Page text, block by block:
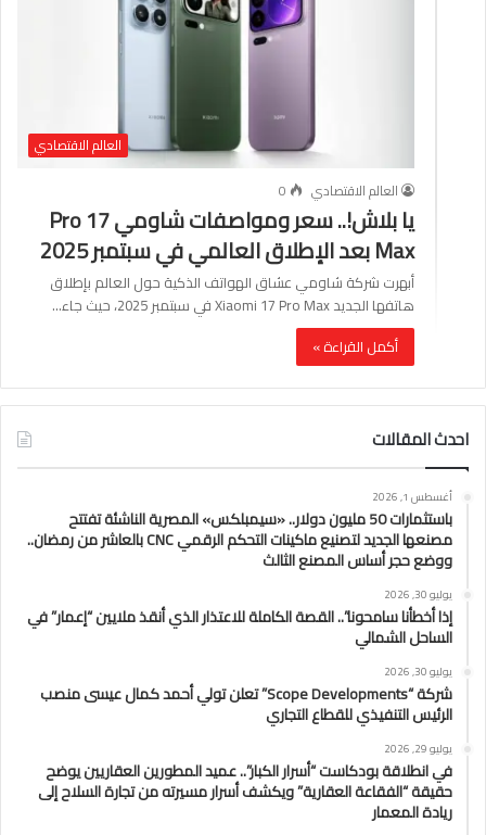
العالم الاقتصادي
العالم الاقتصادي
0
يا بلاش!.. سعر ومواصفات شاومي 17 Pro
Max بعد الإطلاق العالمي في سبتمبر 2025
أبهرت شركة شاومي عشاق الهواتف الذكية حول العالم بإطلاق
هاتفها الجديد Xiaomi 17 Pro Max في سبتمبر 2025، حيث جاء…
أكمل القراءة »
احدث المقالات
أغسطس 1, 2026
باستثمارات 50 مليون دولار.. «سيمبلكس» المصرية الناشئة تفتتح
مصنعها الجديد لتصنيع ماكينات التحكم الرقمي CNC بالعاشر من رمضان..
ووضع حجر أساس المصنع الثالث
يوليو 30, 2026
إذا أخطأنا سامحونا”.. القصة الكاملة للاعتذار الذي أنقذ ملايين “إعمار” في
الساحل الشمالي
يوليو 30, 2026
شركة “Scope Developments” تعلن تولي أحمد كمال عيسى منصب
الرئيس التنفيذي للقطاع التجاري
يوليو 29, 2026
في انطلاقة بودكاست “أسرار الكبار”.. عميد المطورين العقاريين يوضح
حقيقة “الفقاعة العقارية” ويكشف أسرار مسيرته من تجارة السلاح إلى
ريادة المعمار